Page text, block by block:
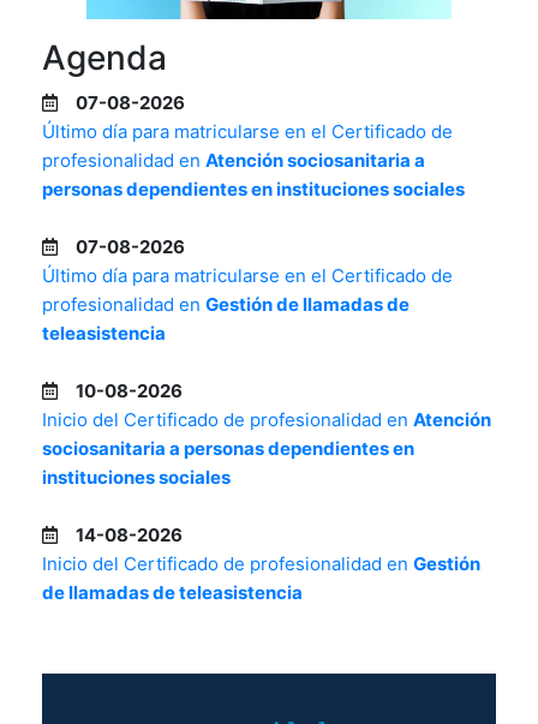
Agenda
07-08-2026
Último día para matricularse en el Certificado de
profesionalidad en Atención sociosanitaria a
personas dependientes en instituciones sociales
07-08-2026
Último día para matricularse en el Certificado de
profesionalidad en Gestión de llamadas de
teleasistencia
10-08-2026
Inicio del Certificado de profesionalidad en Atención
sociosanitaria a personas dependientes en
instituciones sociales
14-08-2026
Inicio del Certificado de profesionalidad en Gestión
de llamadas de teleasistencia